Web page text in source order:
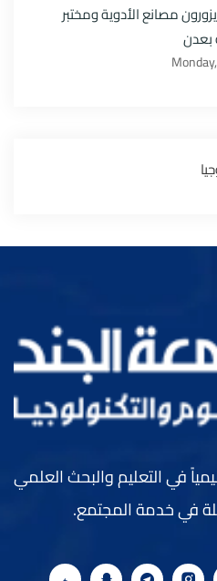
مصانع الأدوية ومختبر
بعدن
في التعليم والبحث العلمي
في خدمة المجتمع.